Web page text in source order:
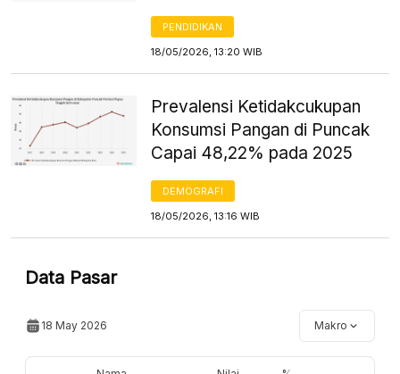
PENDIDIKAN
18/05/2026, 13:20 WIB
Prevalensi Ketidakcukupan
Konsumsi Pangan di Puncak
Capai 48,22% pada 2025
DEMOGRAFI
18/05/2026, 13:16 WIB
Data Pasar
18 May 2026 Makro